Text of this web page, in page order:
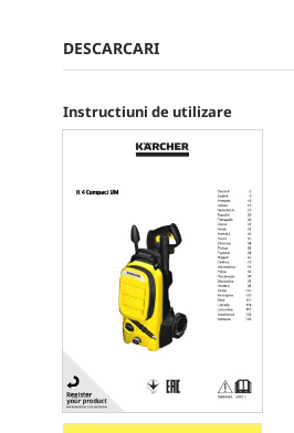
DESCARCARI
Instructiuni de utilizare